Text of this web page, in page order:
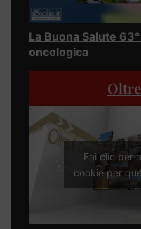
La Buona Salute
oncologica
Fai clic per
cookie per